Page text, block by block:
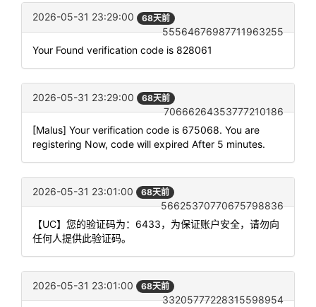
2026-05-31 23:29:00 68天前
55564676987711963255
Your Found verification code is 828061
2026-05-31 23:29:00 68天前
70666264353777210186
[Malus] Your verification code is 675068. You are
registering Now, code will expired After 5 minutes.
2026-05-31 23:01:00 68天前
56625370770675798836
【UC】您的验证码为：6433，为保证账户安全，请勿向
任何人提供此验证码。
2026-05-31 23:01:00 68天前
33205777228315598954